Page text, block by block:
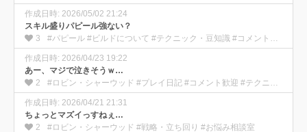
作成日時: 2026/05/02 21:24
スキル盛りパピール強ない？
3
#パピール #ビルドについて #テクニック・豆知識 #コメント歓迎 #プレイ日記
作成日時: 2026/04/23 19:22
あー、マジで泣きそうｗ…
2
#ロビン・シャーウッド #プレイ日記 #コメント歓迎 #テクニック・豆知識 #上級者向け
作成日時: 2026/04/21 21:31
ちょっとマズイっすねぇ…
2
#ロビン・シャーウッド #戦略・立ち回り #お悩み相談室